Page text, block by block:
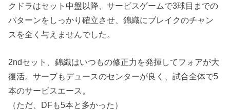
クドラはセット中盤以降、サービスゲームで3球目までの
パターンをしっかり確立させ、錦織にブレイクのチャン
スを全く与えませんでした。
2ndセット、錦織はいつもの修正力を発揮してフォアが大
復活。サーブもデュースのセンターが良く、試合全体で5
本のサービスエース。
（ただ、DFも5本と多かった）